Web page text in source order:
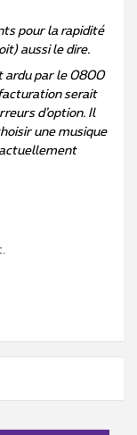
pour la rapidité
aussi le dire.
ardu par le 0800
serait
d’option. Il
une musique